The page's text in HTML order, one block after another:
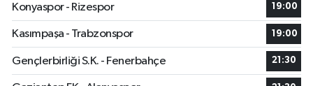
Konyaspor - Rizespor
19:00
Kasımpaşa - Trabzonspor 19:00
Gençlerbirliği S.K. - Fenerbahçe 21:30